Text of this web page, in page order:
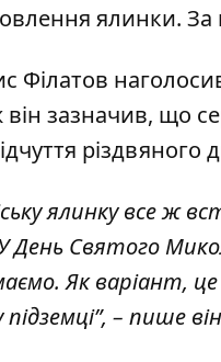
ялинки. За
Філатов
зазначив, що
ялинку все ж
Святого
Як варіант,
– пише